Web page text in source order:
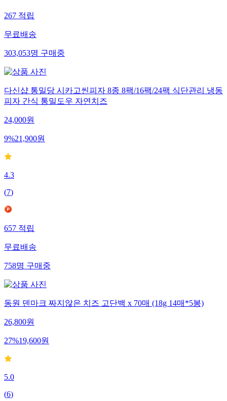
267적립
무료배송
303,053명구매중
다신샵 통밀당 시카고씬피자 8종 8팩/16팩/24팩 식단관리 냉동
피자 간식 통밀도우 자연치즈
24,000원
9%21,900원
4.3
(7)
657적립
무료배송
758명구매중
동원 덴마크 짜지않은 치즈 고단백 x 70매 (18g 14매*5봉)
26,800원
27%19,600원
5.0
(6)